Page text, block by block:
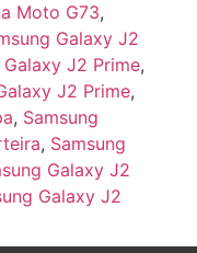
Moto G73,
Galaxy J2
J2 Prime,
J2 Prime,
, Samsung
, Samsung
Galaxy J2
Galaxy J2